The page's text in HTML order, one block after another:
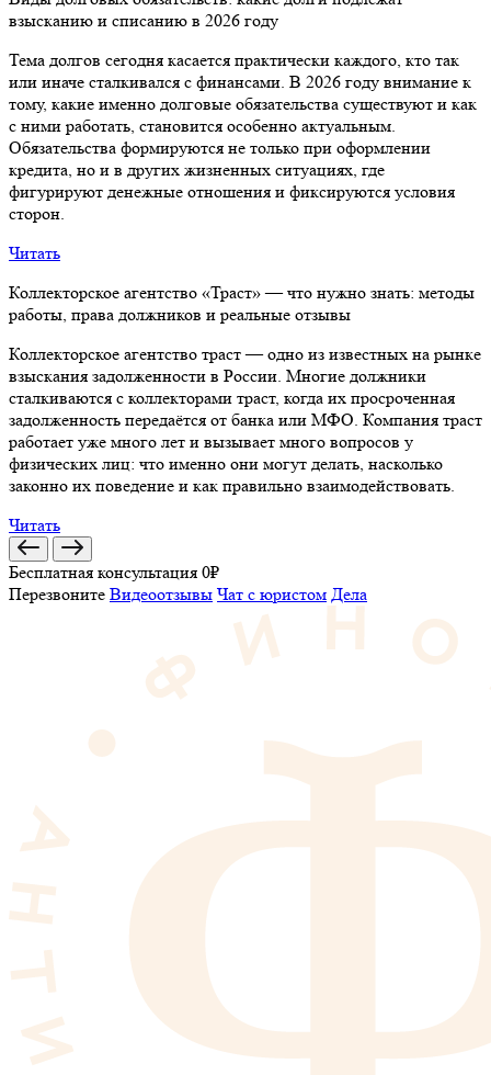
взысканию и списанию в 2026 году
Тема долгов сегодня касается практически каждого, кто так
или иначе сталкивался с финансами. В 2026 году внимание к
тому, какие именно долговые обязательства существуют и как
с ними работать, становится особенно актуальным.
Обязательства формируются не только при оформлении
кредита, но и в других жизненных ситуациях, где
фигурируют денежные отношения и фиксируются условия
сторон.
Читать
Коллекторское агентство «Траст» — что нужно знать: методы
работы, права должников и реальные отзывы
Коллекторское агентство траст — одно из известных на рынке
взыскания задолженности в России. Многие должники
сталкиваются с коллекторами траст, когда их просроченная
задолженность передаётся от банка или МФО. Компания траст
работает уже много лет и вызывает много вопросов у
физических лиц: что именно они могут делать, насколько
законно их поведение и как правильно взаимодействовать.
Читать
Бесплатная консультация 0₽
Перезвоните Видеоотзывы Чат с юристом Дела